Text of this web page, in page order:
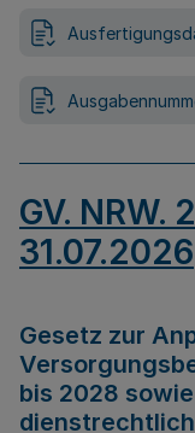
GV. NRW.
31.07.2026
Gesetz zur
bis 2028